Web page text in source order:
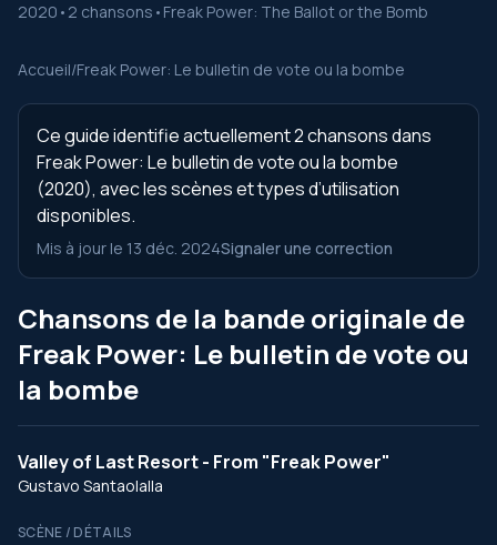
2020 • 2 chansons • Freak Power: The Ballot or the Bomb
Accueil/Freak Power: Le bulletin de vote ou la bombe
Ce guide identifie actuellement 2 chansons dans
Freak Power: Le bulletin de vote ou la bombe
(2020), avec les scènes et types d’utilisation
disponibles.
Mis à jour le 13 déc. 2024Signaler une correction
Chansons de la bande originale de
Freak Power: Le bulletin de vote ou
la bombe
Valley of Last Resort - From "Freak Power"
Gustavo Santaolalla
SCÈNE / DÉTAILS